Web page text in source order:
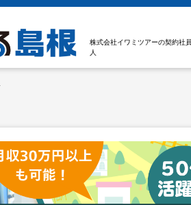
株式会社イワミツアーの契約社
人